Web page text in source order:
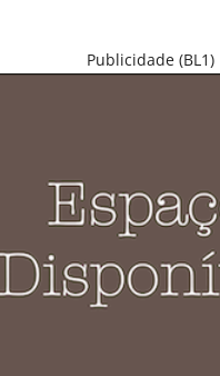
Publicidade (BL1)